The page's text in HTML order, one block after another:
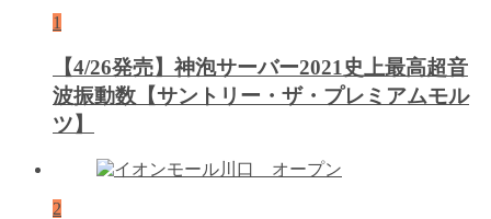
1
【4/26発売】神泡サーバー2021史上最高超音
波振動数【サントリー・ザ・プレミアムモル
ツ】
2